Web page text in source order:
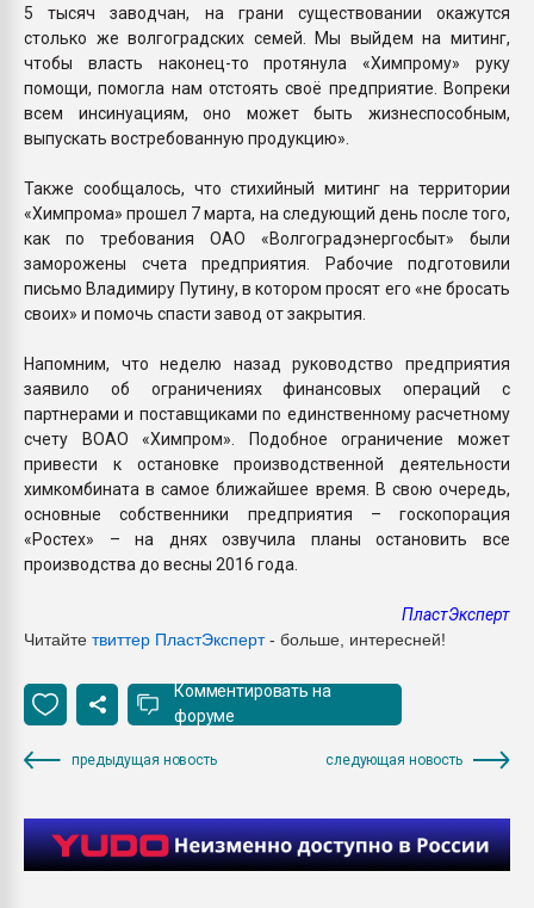
5 тысяч заводчан, на грани существовании окажутся
столько же волгоградских семей. Мы выйдем на митинг,
чтобы власть наконец-то протянула «Химпрому» руку
помощи, помогла нам отстоять своё предприятие. Вопреки
всем инсинуациям, оно может быть жизнеспособным,
выпускать востребованную продукцию».
Также сообщалось, что стихийный митинг на территории
«Химпрома» прошел 7 марта, на следующий день после того,
как по требования ОАО «Волгоградэнергосбыт» были
заморожены счета предприятия. Рабочие подготовили
письмо Владимиру Путину, в котором просят его «не бросать
своих» и помочь спасти завод от закрытия.
Напомним, что неделю назад руководство предприятия
заявило об ограничениях финансовых операций с
партнерами и поставщиками по единственному расчетному
счету ВОАО «Химпром». Подобное ограничение может
привести к остановке производственной деятельности
химкомбината в самое ближайшее время. В свою очередь,
основные собственники предприятия – госкопорация
«Ростех» – на днях озвучила планы остановить все
производства до весны 2016 года.
ПластЭксперт
Читайте твиттер ПластЭксперт- больше, интересней!
Комментировать на
форуме
предыдущая новость следующая новость